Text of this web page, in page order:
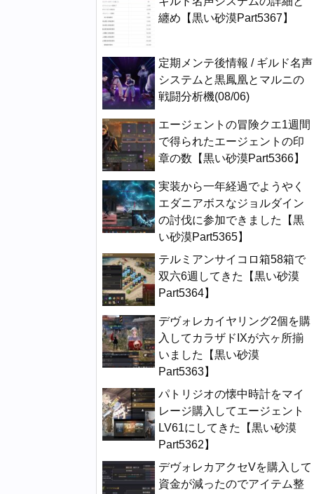
纏め【黒い砂漠Part5367】
定期メンテ後情報 / ギルド名声
システムと黒鳳凰とマルニの
戦闘分析機(08/06)
エージェントの冒険クエ1週間
で得られたエージェントの印
章の数【黒い砂漠Part5366】
実装から一年経過でようやく
エダニアボスなジョルダイン
の討伐に参加できました【黒
い砂漠Part5365】
テルミアンサイコロ箱58箱で
双六6週してきた【黒い砂漠
Part5364】
デヴォレカイヤリング2個を購
入してカラザドIXが六ヶ所揃
いました【黒い砂漠
Part5363】
パトリジオの懐中時計をマイ
レージ購入してエージェント
LV61にしてきた【黒い砂漠
Part5362】
デヴォレカアクセVを購入して
資金が減ったのでアイテム整